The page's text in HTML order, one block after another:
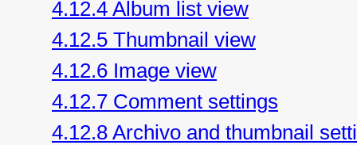
4.12.4 Album list view
4.12.5 Thumbnail view
4.12.6 Image view
4.12.7 Comment settings
4.12.8 Archivo and thumbnail